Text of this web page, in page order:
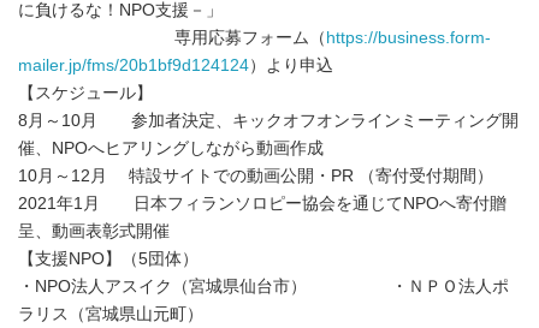
に負けるな！NPO支援－」
専用応募フォーム（ https://business.form-
mailer.jp/fms/20b1bf9d124124）より申込
【スケジュール】
8月～10月 参加者決定、キックオフオンラインミーティング開
催、NPOへヒアリングしながら動画作成
10月～12月 特設サイトでの動画公開・PR （寄付受付期間）
2021年1月 日本フィランソロピー協会を通じてNPOへ寄付贈
呈、動画表彰式開催
【支援NPO】（5団体）
・NPO法人アスイク（宮城県仙台市） ・ＮＰＯ法人ポ
ラリス（宮城県山元町）